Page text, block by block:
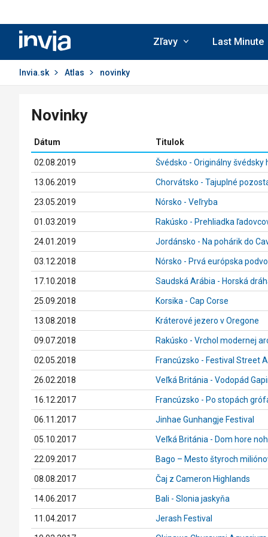
Invia.sk
Zľavy Last Minute
Invia.sk Atlas novinky
Novinky
Dátum Titulok
02.08.2019 Švédsko - Originálny švédsky
13.06.2019 Chorvátsko - Tajuplné
23.05.2019 Nórsko - Veľryba
01.03.2019 Rakúsko - Prehliadka
24.01.2019 Jordánsko - Na pohárik do
03.12.2018 Nórsko - Prvá európska
17.10.2018 Saudská Arábia - Horská
25.09.2018 Korsika - Cap Corse
13.08.2018 Kráterové jezero v Oregone
09.07.2018 Rakúsko - Vrchol modernej
02.05.2018 Francúzsko - Festival Street
26.02.2018 Veľká Británia - Vodopád
16.12.2017 Francúzsko - Po stopách
06.11.2017 Jinhae Gunhangje Festival
05.10.2017 Veľká Británia - Dom hore
22.09.2017 Bago – Mesto štyroch
08.08.2017 Čaj z Cameron Highlands
14.06.2017 Bali - Slonia jaskyňa
11.04.2017 Jerash Festival